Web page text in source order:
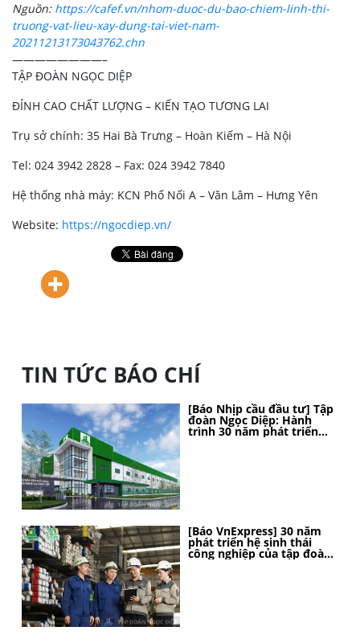
Nguồn: https://cafef.vn/nhom-duoc-du-bao-chiem-linh-thi-
truong-vat-lieu-xay-dung-tai-viet-nam-
20211213173043762.chn
————————–
TẬP ĐOÀN NGỌC DIỆP
ĐỈNH CAO CHẤT LƯỢNG – KIẾN TẠO TƯƠNG LAI
Trụ sở chính: 35 Hai Bà Trưng – Hoàn Kiếm – Hà Nội
Tel: 024 3942 2828 – Fax: 024 3942 7840
Hệ thống nhà máy: KCN Phố Nối A – Văn Lâm – Hưng Yên
Website: https://ngocdiep.vn/
TIN TỨC BÁO CHÍ
[Báo Nhịp cầu đầu tư] Tập
đoàn Ngọc Diệp: Hành
trình 30 năm phát triển
[Báo VnExpress] 30 năm
phát triển hệ sinh thái
công nghiệp của tập đoàn